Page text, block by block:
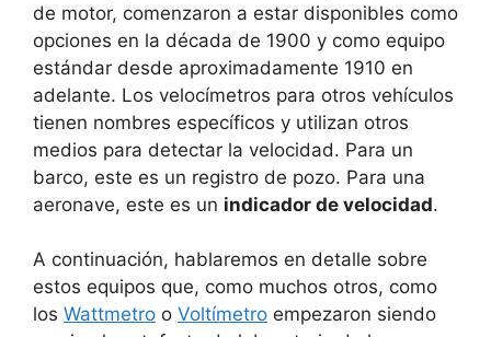
de motor, comenzaron a estar disponibles como
opciones en la década de 1900 y como equipo
estándar desde aproximadamente 1910 en
adelante. Los velocímetros para otros vehículos
tienen nombres específicos y utilizan otros
medios para detectar la velocidad. Para un
barco, este es un registro de pozo. Para una
aeronave, este es un indicador de velocidad.
A continuación, hablaremos en detalle sobre
estos equipos que, como muchos otros, como
los Wattmetro o Voltímetro empezaron siendo